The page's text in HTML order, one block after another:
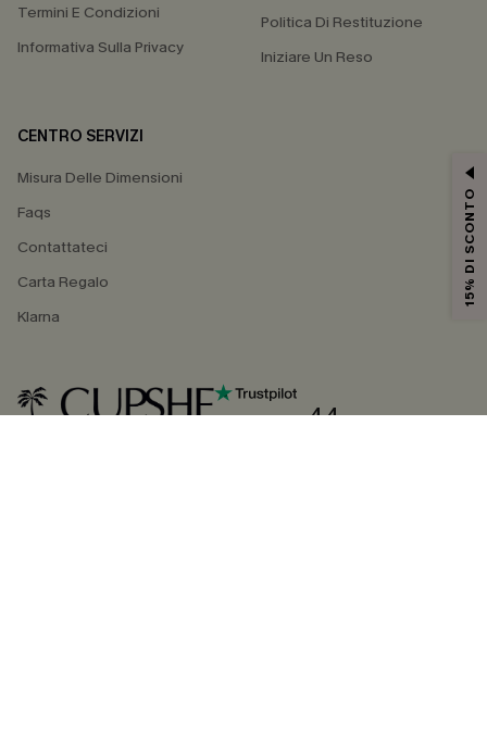
Termini E Condizioni
Informativa Sulla Privacy
Politica Di Restituzione
Iniziare Un Reso
CENTRO SERVIZI
Misura Delle Dimensioni
Faqs
Contattateci
Carta Regalo
Klarna
4.4
15% DI SCONTO